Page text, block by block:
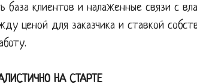
клиентов и налаженные связи с
ценой для заказчика и ставкой
НА СТАРТЕ